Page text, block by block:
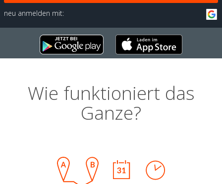
neu anmelden mit:
Wie funktioniert das
Ganze?